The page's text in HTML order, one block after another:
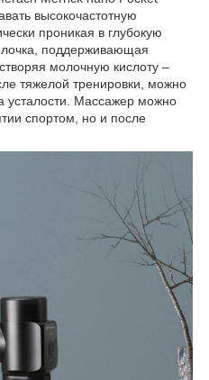
высокочастотную
проникая в глубокую
поддерживающая
молочную кислоту –
тяжелой тренировки, можно
усталости. Массажер можно
спортом, но и после